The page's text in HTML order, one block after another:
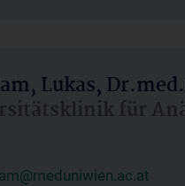
Lukas,
für